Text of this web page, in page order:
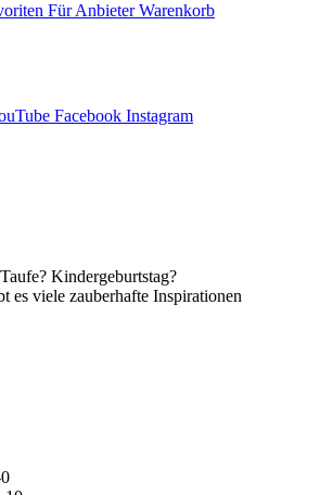
Für AnbieterWarenkorb
Facebook Instagram
Kindergeburtstag?
es viele zauberhafte Inspirationen